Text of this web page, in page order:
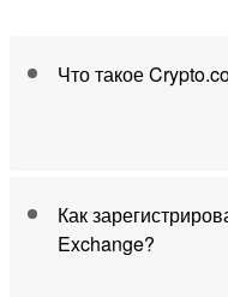
Что такое
Как
Exchange?